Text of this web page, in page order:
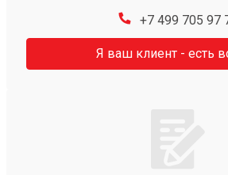
+7 499 705 97
Я ваш клиент - есть